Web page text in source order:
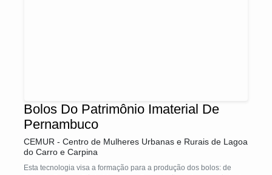
Bolos Do Patrimônio Imaterial De
Pernambuco
CEMUR - Centro de Mulheres Urbanas e Rurais de Lagoa
do Carro e Carpina
Esta tecnologia visa a formação para a produção dos bolos: de